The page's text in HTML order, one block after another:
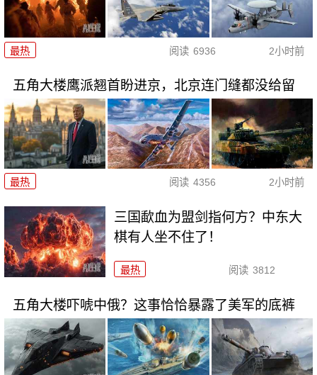
最热 阅读 6936 2小时前
五角大楼鹰派翘首盼进京，北京连门缝都没给留
最热 阅读 4356 2小时前
三国歃血为盟剑指何方？中东大
棋有人坐不住了！
最热 阅读 3812
五角大楼吓唬中俄？这事恰恰暴露了美军的底裤